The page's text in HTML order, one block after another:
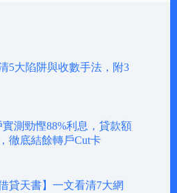
5大陷阱與收數手法，附3
測勁慳88%利息，貸款額
徹底結餘轉戶Cut卡
貸天書】一文看清7大網